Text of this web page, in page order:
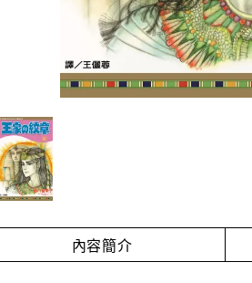
內容簡介